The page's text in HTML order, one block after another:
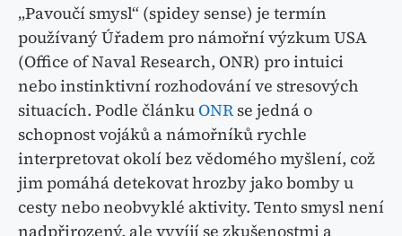
„Pavoučí smysl“ (spidey sense) je termín
používaný Úřadem pro námořní výzkum USA
(Office of Naval Research, ONR) pro intuici
nebo instinktivní rozhodování ve stresových
situacích. Podle článkuONRse jedná o
schopnost vojáků a námořníků rychle
interpretovat okolí bez vědomého myšlení, což
jim pomáhá detekovat hrozby jako bomby u
cesty nebo neobvyklé aktivity. Tento smysl není
nadpřirozený, ale vyvíjí se zkušenostmi a